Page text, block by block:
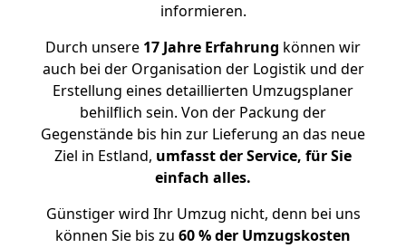
informieren.
Durch unsere 17 Jahre Erfahrung können wir
auch bei der Organisation der Logistik und der
Erstellung eines detaillierten Umzugsplaner
behilflich sein. Von der Packung der
Gegenstände bis hin zur Lieferung an das neue
Ziel in Estland, umfasst der Service, für Sie
einfach alles.
Günstiger wird Ihr Umzug nicht, denn bei uns
können Sie bis zu 60 % der Umzugskosten